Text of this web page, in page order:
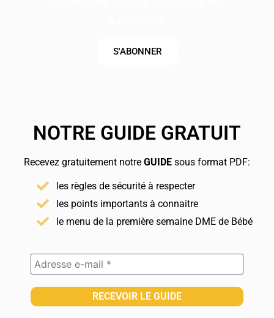
S'ABONNER
NOTRE GUIDE GRATUIT
Recevez gratuitement notre GUIDE sous format PDF:
les règles de sécurité à respecter
les points importants à connaitre
le menu de la première semaine DME de Bébé